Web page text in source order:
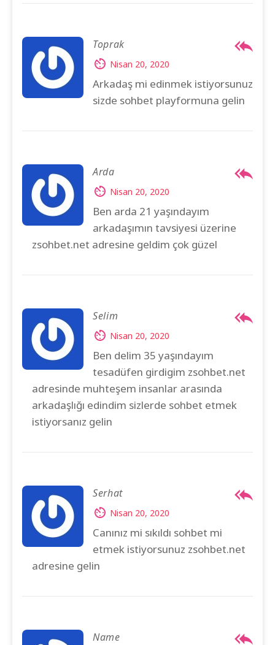
Toprak
Nisan 20, 2020
Arkadaş mi edinmek istiyorsunuz
sizde sohbet playformuna gelin
Arda
Nisan 20, 2020
Ben arda 21 yaşındayım
arkadaşımın tavsiyesi üzerine
zsohbet.net adresine geldim çok güzel
Selim
Nisan 20, 2020
Ben delim 35 yaşındayım
tesadüfen girdigim zsohbet.net
adresinde muhteşem insanlar arasında
arkadaşlığı edindim sizlerde sohbet etmek
istiyorsanız gelin
Serhat
Nisan 20, 2020
Canınız mi sıkıldı sohbet mi
etmek istiyorsunuz zsohbet.net
adresine gelin
Name